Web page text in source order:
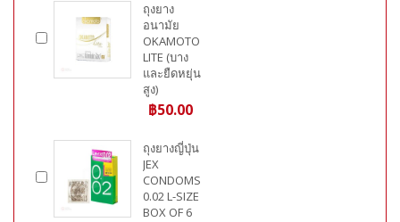
ถุงยาง
อนามัย
OKAMOTO
LITE (บาง
และยืดหยุ่น
สูง)
฿50.00
ถุงยางญี่ปุ่น
JEX
CONDOMS
0.02 L-SIZE
BOX OF 6